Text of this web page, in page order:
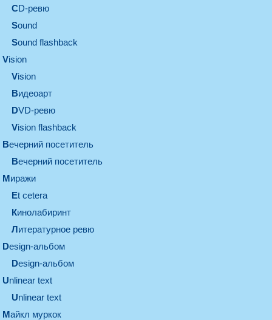
CD-ревю
sound
Sound flashback
vision
vision
видеоарт
DVD-ревю
Vision flashback
вечерний посетитель
вечерний посетитель
миражи
et cetera
кинолабиринт
литературное ревю
design-альбом
design-альбом
unlinear text
Unlinear text
майкл муркок